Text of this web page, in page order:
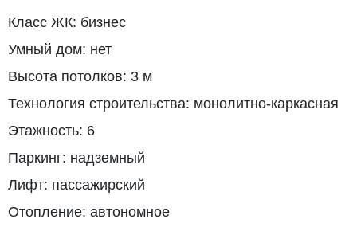
Класс ЖК: бизнес
Умный дом: нет
Высота потолков: 3 м
Технология строительства: монолитно-каркасная
Этажность: 6
Паркинг: надземный
Лифт: пассажирский
Отопление: автономное